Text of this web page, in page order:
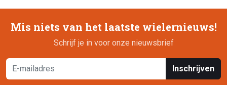
Mis niets van het laatste wielernieuws!
Schrijf je in voor onze nieuwsbrief
Inschrijven